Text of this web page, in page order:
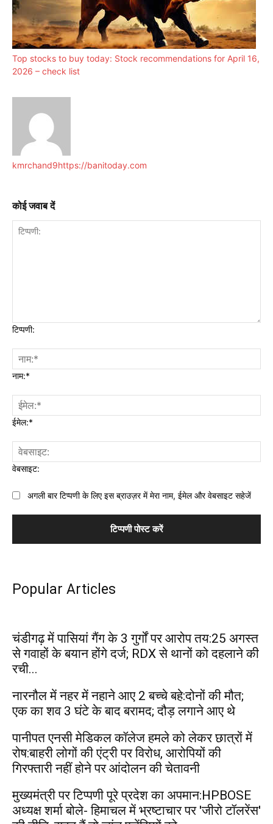
Top stocks to buy today: Stock recommendations for April 16,
2026 – check list
kmrchand9https://banitoday.com
कोई जवाब दें
टिप्पणी:
नाम:*
ईमेल:*
वेबसाइट:
अगली बार टिप्पणी के लिए इस ब्राउज़र में मेरा नाम, ईमेल और वेबसाइट सहेजें
Popular Articles
चंडीगढ़ में पासियां गैंग के 3 गुर्गों पर आरोप तय:25 अगस्त
से गवाहों के बयान होंगे दर्ज; RDX से थानों को दहलाने की
रची...
नारनौल में नहर में नहाने आए 2 बच्चे बहे:दोनों की मौत;
एक का शव 3 घंटे के बाद बरामद; दौड़ लगाने आए थे
पानीपत एनसी मेडिकल कॉलेज हमले को लेकर छात्रों में
रोष:बाहरी लोगों की एंट्री पर विरोध, आरोपियों की
गिरफ्तारी नहीं होने पर आंदोलन की चेतावनी
मुख्यमंत्री पर टिप्पणी पूरे प्रदेश का अपमान:HPBOSE
अध्यक्ष शर्मा बोले- हिमाचल में भ्रष्टाचार पर 'जीरो टॉलरेंस'